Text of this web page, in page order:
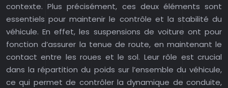
contexte. Plus précisément, ces deux éléments sont
essentiels pour maintenir le contrôle et la stabilité du
véhicule. En effet, les suspensions de voiture ont pour
fonction d’assurer la tenue de route, en maintenant le
contact entre les roues et le sol. Leur rôle est crucial
dans la répartition du poids sur l’ensemble du véhicule,
ce qui permet de contrôler la dynamique de conduite,